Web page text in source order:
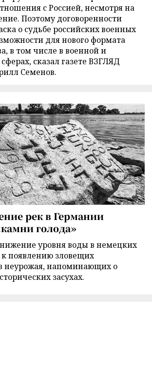
с Россией, несмотря на
Поэтому договоренности
о судьбе российских военных
для нового формата
в том числе в военной и
сказал газете ВЗГЛЯД
Семенов.
рек в Германии
голода»
уровня воды в немецких
появлению зловещих
неурожая, напоминающих о
засухах.